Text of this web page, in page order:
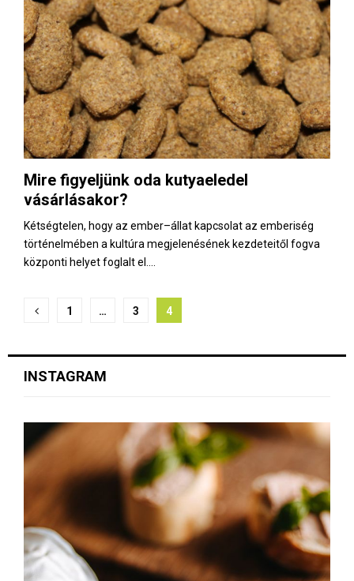
Mire figyeljünk oda kutyaeledel
vásárlásakor?
Kétségtelen, hogy az ember–állat kapcsolat az emberiség
történelmében a kultúra megjelenésének kezdeteitől fogva
központi helyet foglalt el....
B
j
g
y
z
é
s
e
1 … 3 4
INSTAGRAM